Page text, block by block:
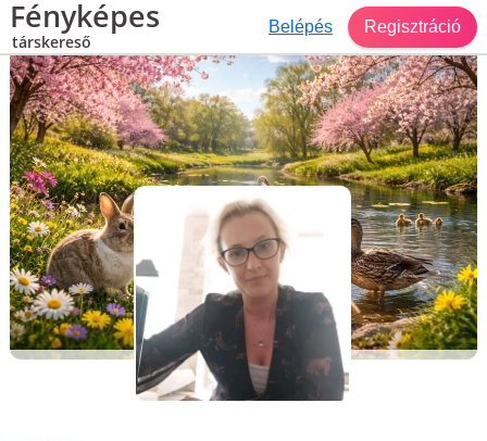
Fényképes
társkereső
Belépés Regisztráció
Társkereső Baja
Lauren, 48 éves, nő